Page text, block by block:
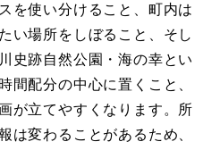
を使い分けること、町内は
い場所をしぼること、そし
史跡自然公園・海の幸とい
間配分の中心に置くこと、
が立てやすくなります。所
は変わることがあるため、